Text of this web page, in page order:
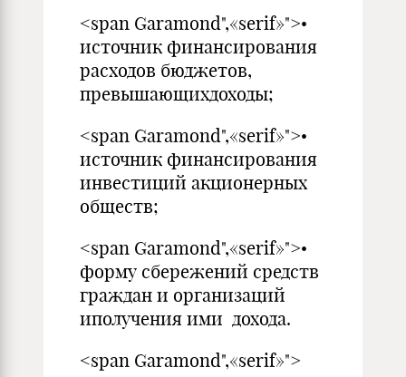
<span Garamond",«serif»">•
источник финансирования
расходов бюджетов,
превышающихдоходы;
<span Garamond",«serif»">•
источник финансирования
инвестиций акционерных
обществ;
<span Garamond",«serif»">•
форму сбережений средств
граждан и организаций
иполучения ими дохода.
<span Garamond",«serif»">